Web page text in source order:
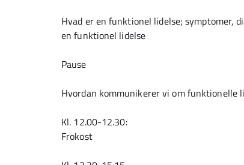
Hvad er en funktionel lidelse; symptomer,
en funktionel lidelse
Pause
Hvordan kommunikerer vi om funktionelle
Kl. 12.00-12.30:
Frokost